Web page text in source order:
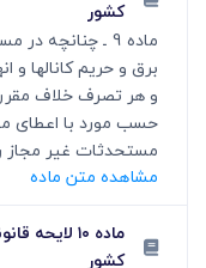
کشور
ماده 9 ـ
برق و حریم کانالها و
و هر تصرف خلاف
حسب مورد با اعطای
مستحدثات غیر مجاز
مشاهده متن ماده
ماده ۱۰
کشور